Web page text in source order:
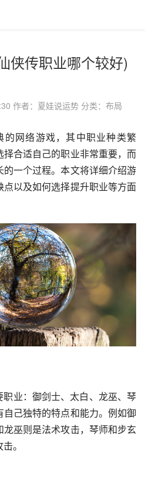
侠传职业哪个较好)
作者：夏娃说运势 分类： 布局
合适自己的职业非常重要，而
一个过程。本文将详细介绍游
以及如何选择提升职业等方面
己独特的特点和能力。例如御
巫则是法术攻击，琴师和步玄
。